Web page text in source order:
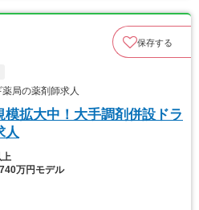
保存する
局の薬剤師求人
模拡大中！大手調剤併設ドラ
人
上
万円モデル